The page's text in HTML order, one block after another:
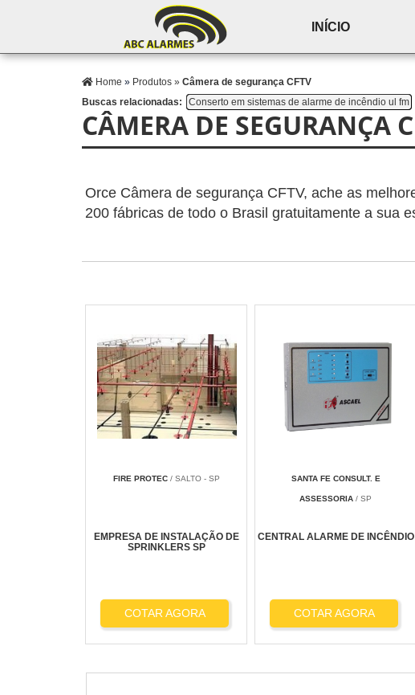
INÍCIO
Home » Produtos » Câmera de segurança CFTV
Buscas relacionadas:
Conserto em sistemas de alarme de incêndio ul fm
CÂMERA DE SEGURANÇA
Orce Câmera de segurança CFTV, ache as
200 fábricas de todo o Brasil gratuitamente a sua
FIRE PROTEC/ SALTO - SP
EMPRESA DE INSTALAÇÃO DE
SPRINKLERS SP
COTAR AGORA
SANTA FE CONSULT. E
ASSESSORIA / SP
CENTRAL ALARME DE INCÊNDIO
COTAR AGORA